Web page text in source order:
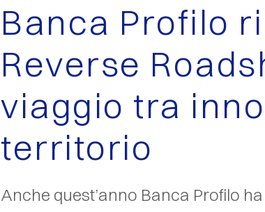
Banca Profilo
Reverse
viaggio tra
territorio
Anche quest’anno Banca Profilo